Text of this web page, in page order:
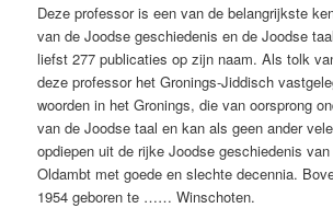
Deze professor is een van de belangrijkste
van de Joodse geschiedenis en de Joodse
liefst 277 publicaties op zijn naam. Als tolk
deze professor het Gronings-Jiddisch
woorden in het Gronings, die van oorsprong
van de Joodse taal en kan als geen ander
opdiepen uit de rijke Joodse geschiedenis
Oldambt met goede en slechte decennia.
1954 geboren te …… Winschoten.